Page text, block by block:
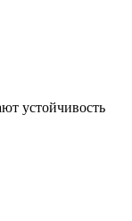
устойчивость